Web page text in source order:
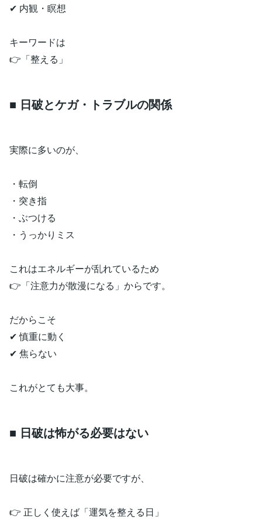
✔ 内観・瞑想
キーワードは
👉「整える」
■ 日破とケガ・トラブルの関係
実際に多いのが、
・転倒
・突き指
・ぶつける
・うっかりミス
これはエネルギーが乱れているため
👉「注意力が散漫になる」からです。
だからこそ
✔ 慎重に動く
✔ 焦らない
これがとても大事。
■ 日破は怖がる必要はない
日破は確かに注意が必要ですが、
👉 正しく使えば「運気を整える日」